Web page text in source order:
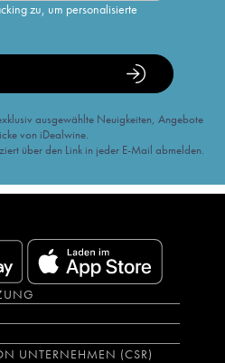
zu, um personalisierte
ausgewählte Neuigkeiten, Angebote
von iDealwine.
über den Link in jeder E-Mail abmelden.
UNTERNEHMEN (CSR)